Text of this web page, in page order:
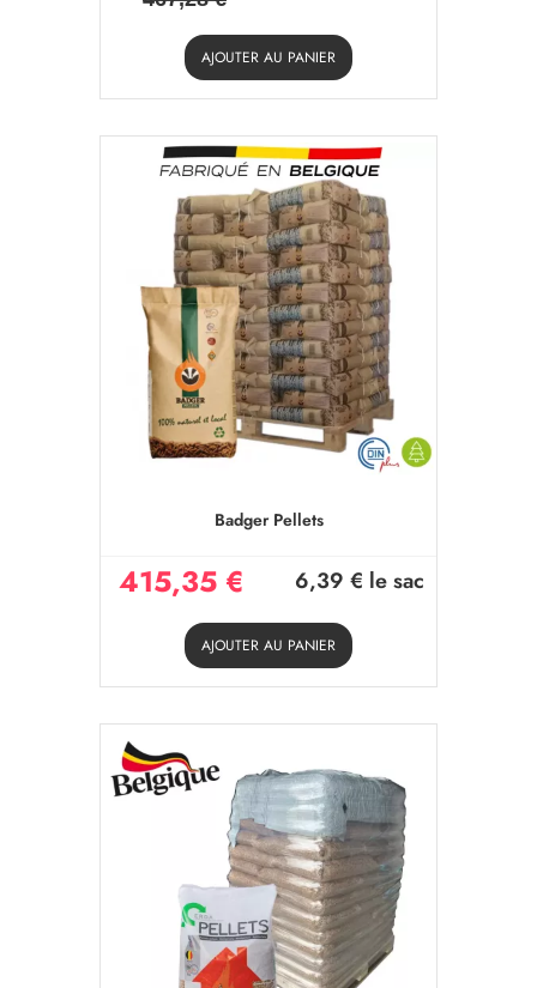
AJOUTER AU PANIER
Badger Pellets
415,35 € 6,39 € le sac
AJOUTER AU PANIER